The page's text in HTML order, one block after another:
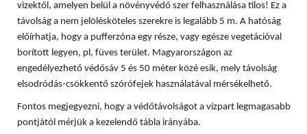
vizektől, amelyen belül a növényvédő szer felhasználása tilos! Ez a
távolság a nem jelölésköteles szerekre is legalább 5 m. A hatóság
előírhatja, hogy a pufferzóna egy része, vagy egésze vegetációval
borított legyen, pl, füves terület. Magyarországon az
engedélyezhető védősáv 5 és 50 méter közé esik, mely távolság
elsodródás-csökkentő szórófejek használatával mérsékelhető.
Fontos megjegyezni, hogy a védőtávolságot a vízpart legmagasabb
pontjától mérjük a kezelendő tábla irányába.